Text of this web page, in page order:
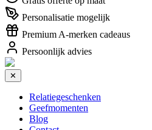
Personalisatie mogelijk
Premium A-merken cadeaus
Persoonlijk advies
✕
Relatiegeschenken
Geefmomenten
Blog